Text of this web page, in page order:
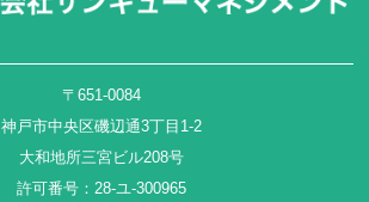
〒651-0084
神戸市中央区磯辺通3丁目1-2
大和地所三宮ビル208号
許可番号：28-ユ-300965